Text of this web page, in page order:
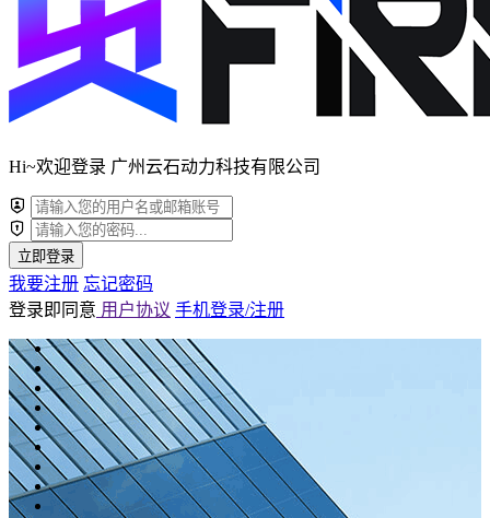
Hi~欢迎登录 广州云石动力科技有限公司
立即登录
我要注册 忘记密码
登录即同意 用户协议 手机登录/注册